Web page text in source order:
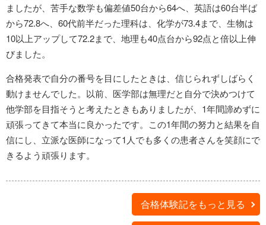
ましたが、苦手な数学も偏差値50台から64へ、英語は60台半ば
から72.8へ、60代前半だった理科は、化学が73.4まで、生物は
10以上アップして72.2まで、地理も40点台から92点と倍以上伸
びました。
合格発表で自分の番号を目にしたときは、信じられずしばらく
動けませんでした。以前、医学部は無理だと自分で決めつけて
他学部を目指そうと考えたときもありましたが、1年間諦めずに
頑張ってきて本当に良かったです。この1年間の努力と結果を自
信にし、立派な医師になって1人でも多くの患者さんを笑顔にで
きるよう頑張ります。
合格体験記をもっと見る